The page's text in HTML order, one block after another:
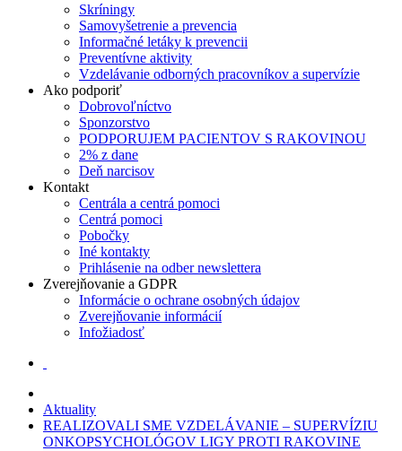
Skríningy
Samovyšetrenie a prevencia
Informačné letáky k prevencii
Preventívne aktivity
Vzdelávanie odborných pracovníkov a supervízie
Ako podporiť
Dobrovoľníctvo
Sponzorstvo
PODPORUJEM PACIENTOV S RAKOVINOU
2% z dane
Deň narcisov
Kontakt
Centrála a centrá pomoci
Centrá pomoci
Pobočky
Iné kontakty
Prihlásenie na odber newslettera
Zverejňovanie a GDPR
Informácie o ochrane osobných údajov
Zverejňovanie informácií
Infožiadosť
Aktuality
REALIZOVALI SME VZDELÁVANIE – SUPERVÍZIU
ONKOPSYCHOLÓGOV LIGY PROTI RAKOVINE